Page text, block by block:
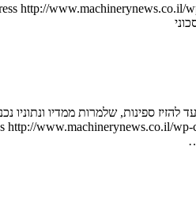
http://www.machinerynews.co.il/
להזיז ספינות, שלמרות ממדיו
http://www.machinerynews.co.il/wp-